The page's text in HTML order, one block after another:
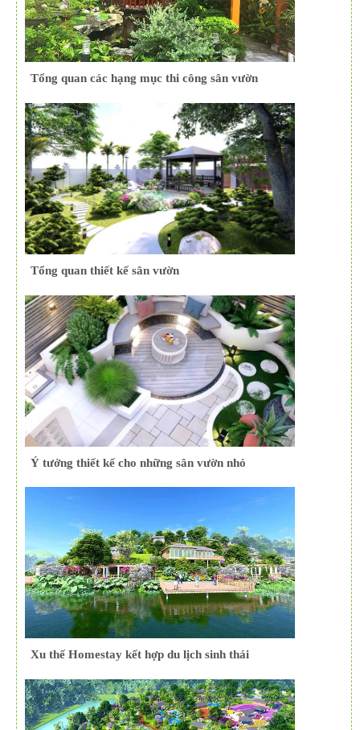
Tổng quan các hạng mục thi công sân vườn
Tổng quan thiết kế sân vườn
Ý tưởng thiết kế cho những sân vườn nhỏ
Xu thế Homestay kết hợp du lịch sinh thái